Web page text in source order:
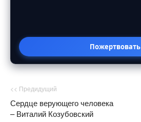
Пожертвовать
<< Предидущий
Сердце верующего человека
– Виталий Козубовский